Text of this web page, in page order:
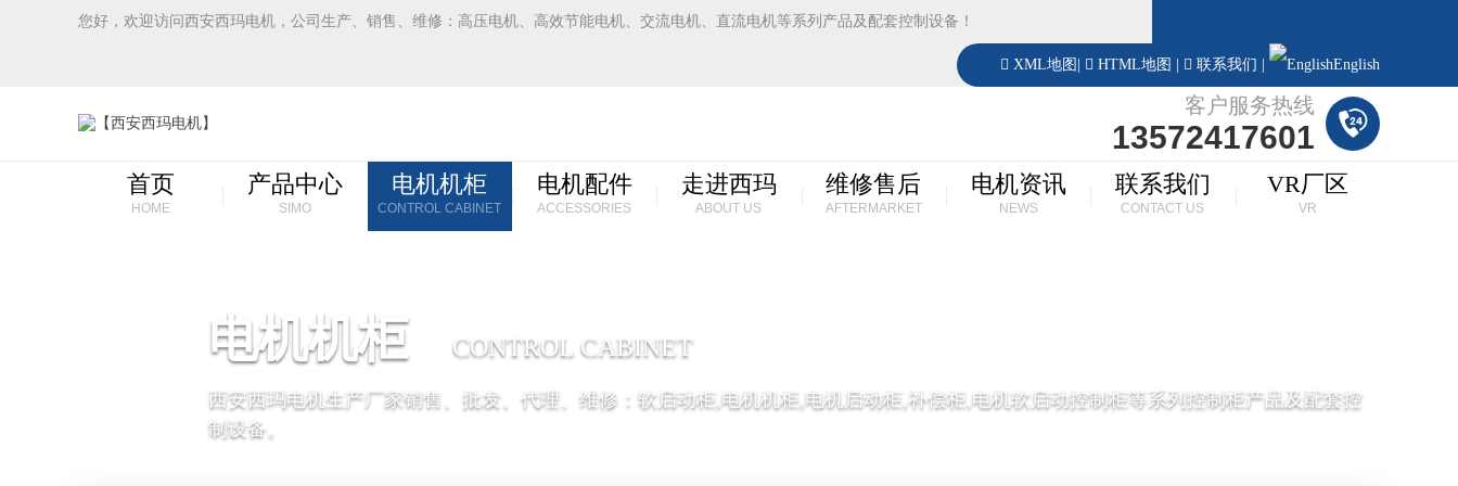
您好，欢迎访问西安西玛电机，公司生产、销售、维修：高压电机、高效节能电机、交流电机、直流电机等系列产品及配套控制设备！
XML地图 HTML地图 联系我们 English
客户服务热线
13572417601
首页
HOME
产品中心
SIMO
电机机柜
CONTROL CABINET
电机配件
ACCESSORIES
走进西玛
ABOUT US
维修售后
AFTERMARKET
电机资讯
NEWS
联系我们
CONTACT US
VR厂区
VR
电机机柜 CONTROL CABINET
西安西玛电机生产厂家销售、批发、代理、维修：软启动柜,电机机柜,电机启动柜,补偿柜,电机软启动控制柜等系列控制柜产品及配套控
制设备。